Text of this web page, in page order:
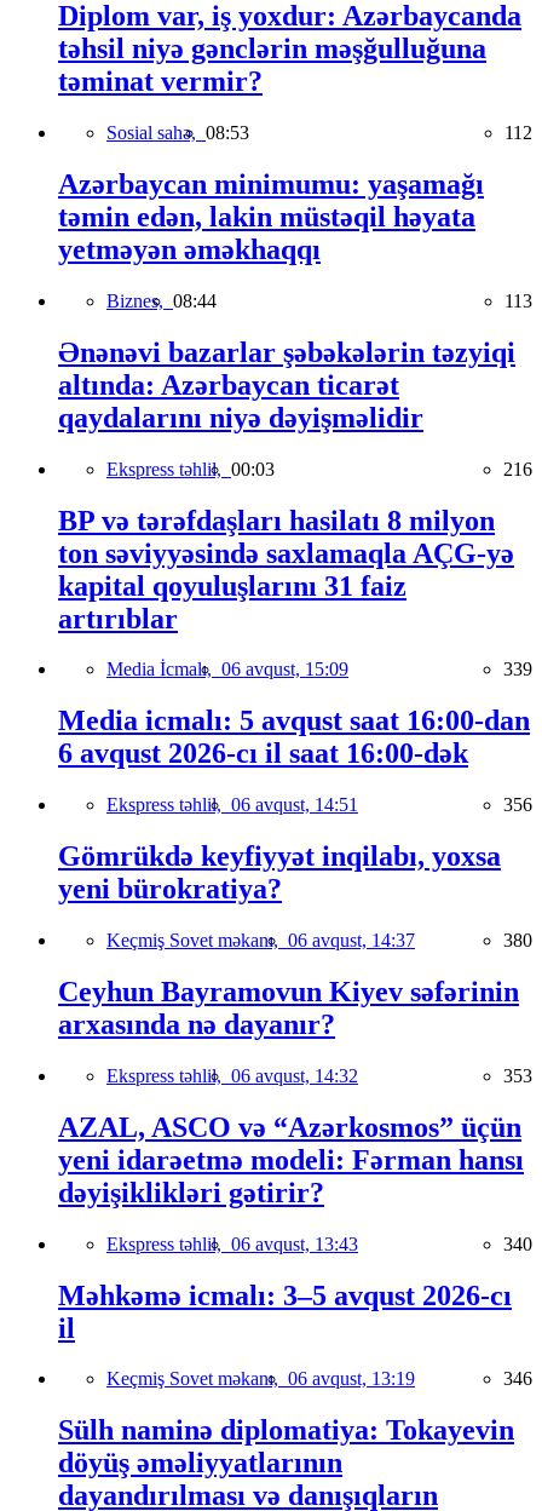
Diplom var, iş yoxdur: Azərbaycanda
təhsil niyə gənclərin məşğulluğuna
təminat vermir?
Sosial sahə, 08:53 112
Azərbaycan minimumu: yaşamağı
təmin edən, lakin müstəqil həyata
yetməyən əməkhaqqı
Biznes, 08:44 113
Ənənəvi bazarlar şəbəkələrin təzyiqi
altında: Azərbaycan ticarət
qaydalarını niyə dəyişməlidir
Ekspress təhlil, 00:03 216
BP və tərəfdaşları hasilatı 8 milyon
ton səviyyəsində saxlamaqla AÇG-yə
kapital qoyuluşlarını 31 faiz
artırıblar
Media İcmalı, 06 avqust, 15:09 339
Media icmalı: 5 avqust saat 16:00-dan
6 avqust 2026-cı il saat 16:00-dək
Ekspress təhlil, 06 avqust, 14:51 356
Gömrükdə keyfiyyət inqilabı, yoxsa
yeni bürokratiya?
Keçmiş Sovet məkanı, 06 avqust, 14:37 380
Ceyhun Bayramovun Kiyev səfərinin
arxasında nə dayanır?
Ekspress təhlil, 06 avqust, 14:32 353
AZAL, ASCO və “Azərkosmos” üçün
yeni idarəetmə modeli: Fərman hansı
dəyişiklikləri gətirir?
Ekspress təhlil, 06 avqust, 13:43 340
Məhkəmə icmalı: 3–5 avqust 2026-cı
il
Keçmiş Sovet məkanı, 06 avqust, 13:19 346
Sülh naminə diplomatiya: Tokayevin
döyüş əməliyyatlarının
dayandırılması və danışıqların